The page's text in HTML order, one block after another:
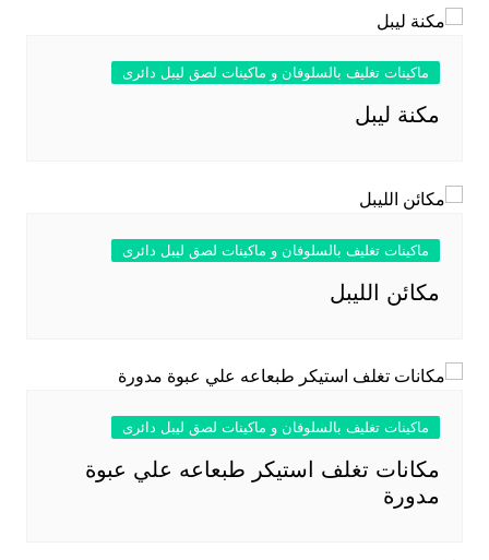
ماكينات تغليف بالسلوفان و ماكينات لصق ليبل دائرى
مكنة ليبل
ماكينات تغليف بالسلوفان و ماكينات لصق ليبل دائرى
مكائن الليبل
ماكينات تغليف بالسلوفان و ماكينات لصق ليبل دائرى
مكانات تغلف استيكر طبعاعه علي عبوة
مدورة